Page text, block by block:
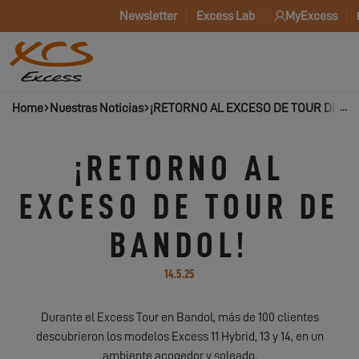
Newsletter Excess Lab MyExcess
Home Nuestras Noticias ¡RETORNO AL EXCESO DE TOUR DE
¡RETORNO AL
EXCESO DE TOUR DE
BANDOL!
14.5.25
Durante el Excess Tour en Bandol, más de 100 clientes
descubrieron los modelos Excess 11 Hybrid, 13 y 14, en un
ambiente acogedor y soleado.